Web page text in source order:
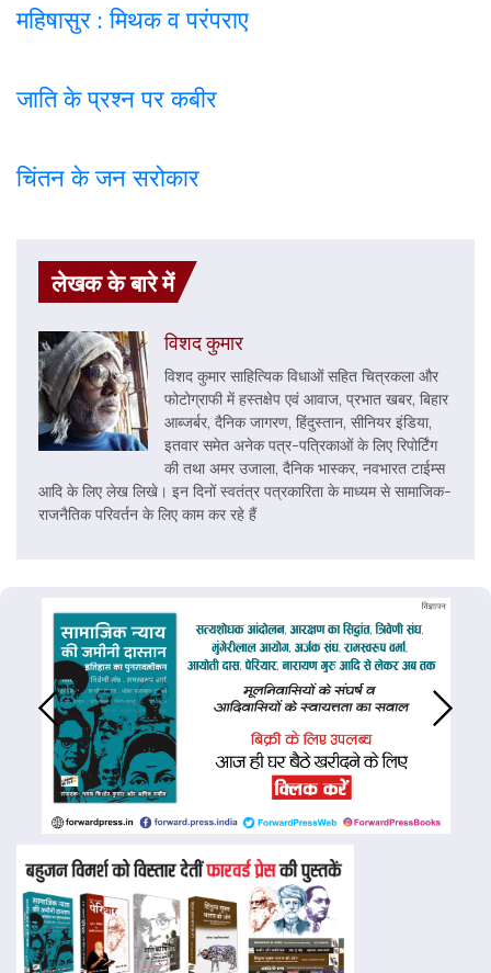
महिषासुर : मिथक व परंपराए
जाति के प्रश्न पर कबीर
चिंतन के जन सरोकार
लेखक के बारे में
विशद कुमार
विशद कुमार साहित्यिक विधाओं सहित चित्रकला और
फोटोग्राफी में हस्तक्षेप एवं आवाज, प्रभात खबर, बिहार
आब्जर्बर, दैनिक जागरण, हिंदुस्तान, सीनियर इंडिया,
इतवार समेत अनेक पत्र-पत्रिकाओं के लिए रिपोर्टिंग
की तथा अमर उजाला, दैनिक भास्कर, नवभारत टाईम्स
आदि के लिए लेख लिखे। इन दिनों स्वतंत्र पत्रकारिता के माध्यम से सामाजिक-
राजनैतिक परिवर्तन के लिए काम कर रहे हैं